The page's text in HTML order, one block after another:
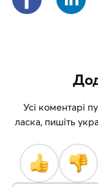
Усі коментарі
ласка, пишіть